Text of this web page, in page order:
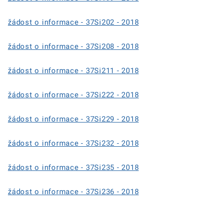
žádost o informace - 37Si202 - 2018
žádost o informace - 37Si208 - 2018
žádost o informace - 37Si211 - 2018
žádost o informace - 37Si222 - 2018
žádost o informace - 37Si229 - 2018
žádost o informace - 37Si232 - 2018
žádost o informace - 37Si235 - 2018
žádost o informace - 37Si236 - 2018